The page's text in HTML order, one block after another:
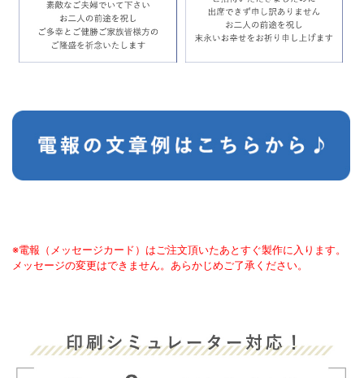
※電報（メッセージカード）はご注文頂いたあとすぐ製作に入ります。
メッセージの変更はできません。あらかじめご了承ください。